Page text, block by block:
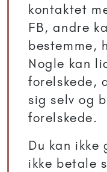
kontaktet
FB, andre
bestemme,
Nogle kan
forelskede,
sig selv og
forelskede.
Du kan
ikke betale